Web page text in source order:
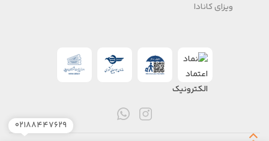
ویزای کانادا
۰۲۱۸۸۴۴۷۶۲۹